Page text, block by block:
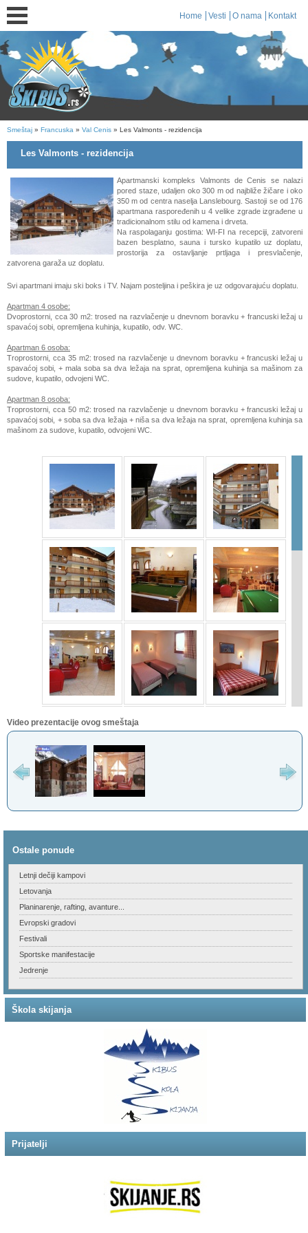
Home Vesti O nama Kontakt
Smeštaj » Francuska » Val Cenis » Les Valmonts - rezidencija
Les Valmonts - rezidencija
Apartmanski kompleks Valmonts de Cenis se nalazi
pored staze, udaljen oko 300 m od najbliže žičare i oko
350 m od centra naselja Lanslebourg. Sastoji se od 176
apartmana raspoređenih u 4 velike zgrade izgrađene u
tradicionalnom stilu od kamena i drveta.
Na raspolaganju gostima: WI-FI na recepciji, zatvoreni
bazen besplatno, sauna i tursko kupatilo uz doplatu,
prostorija za ostavljanje prtljaga i presvlačenje,
zatvorena garaža uz doplatu.
Svi apartmani imaju ski boks i TV. Najam posteljina i peškira je uz odgovarajuću doplatu.
Apartman 4 osobe:
Dvoprostorni, cca 30 m2: trosed na razvlačenje u dnevnom boravku + francuski ležaj u
spavaćoj sobi, opremljena kuhinja, kupatilo, odv. WC.
Apartman 6 osoba:
Troprostorni, cca 35 m2: trosed na razvlačenje u dnevnom boravku + francuski ležaj u
spavaćoj sobi, + mala soba sa dva ležaja na sprat, opremljena kuhinja sa mašinom za
sudove, kupatilo, odvojeni WC.
Apartman 8 osoba:
Troprostorni, cca 50 m2: trosed na razvlačenje u dnevnom boravku + francuski ležaj u
spavaćoj sobi, + soba sa dva ležaja + niša sa dva ležaja na sprat, opremljena kuhinja sa
mašinom za sudove, kupatilo, odvojeni WC.
Video prezentacije ovog smeštaja
Ostale ponude
Letnji dečiji kampovi
Letovanja
Planinarenje, rafting, avanture...
Evropski gradovi
Festivali
Sportske manifestacije
Jedrenje
Škola skijanja
Prijatelji